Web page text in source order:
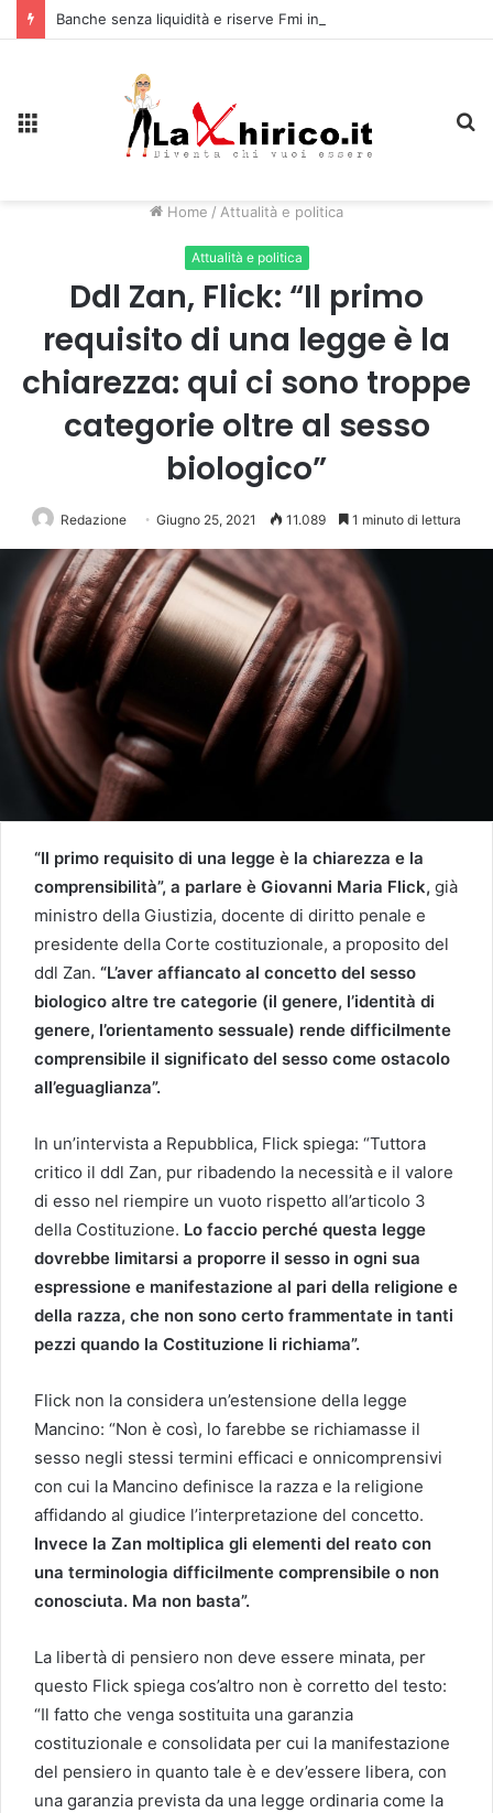
Home / Attualità e politica
Attualità e politica
Ddl Zan, Flick: “Il primo
requisito di una legge è la
chiarezza: qui ci sono troppe
categorie oltre al sesso
biologico”
Redazione Giugno 25, 2021 11.089 1 minuto di lettura
“Il primo requisito di una legge è la chiarezza e la
comprensibilità”, a parlare è Giovanni Maria Flick, già
ministro della Giustizia, docente di diritto penale e
presidente della Corte costituzionale, a proposito del
ddl Zan. “L’aver affiancato al concetto del sesso
biologico altre tre categorie (il genere, l’identità di
genere, l’orientamento sessuale) rende difficilmente
comprensibile il significato del sesso come ostacolo
all’eguaglianza”.
In un’intervista a Repubblica, Flick spiega: “Tuttora
critico il ddl Zan, pur ribadendo la necessità e il valore
di esso nel riempire un vuoto rispetto all’articolo 3
della Costituzione. Lo faccio perché questa legge
dovrebbe limitarsi a proporre il sesso in ogni sua
espressione e manifestazione al pari della religione e
della razza, che non sono certo frammentate in tanti
pezzi quando la Costituzione li richiama”.
Flick non la considera un’estensione della legge
Mancino: “Non è così, lo farebbe se richiamasse il
sesso negli stessi termini efficaci e onnicomprensivi
con cui la Mancino definisce la razza e la religione
affidando al giudice l’interpretazione del concetto.
Invece la Zan moltiplica gli elementi del reato con
una terminologia difficilmente comprensibile o non
conosciuta. Ma non basta”.
La libertà di pensiero non deve essere minata, per
questo Flick spiega cos’altro non è corretto del testo:
“Il fatto che venga sostituita una garanzia
costituzionale e consolidata per cui la manifestazione
del pensiero in quanto tale è e dev’essere libera, con
una garanzia prevista da una legge ordinaria come la